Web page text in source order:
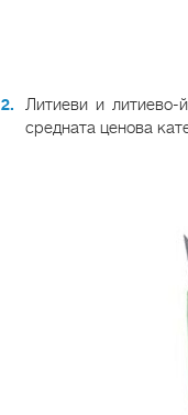
Литиеви и литиево-
средната ценова